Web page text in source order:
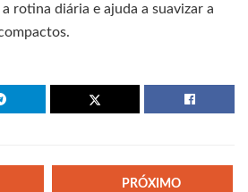
rotina diária e ajuda a suavizar a
PRÓXIMO